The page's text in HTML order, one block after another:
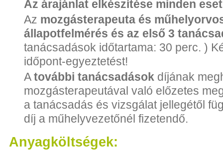
Az árajánlat elkészítése minden
Az mozgásterapeuta és
állapotfelmérés és az első 3
tanácsadások időtartama: 30 perc. )
időpont-egyeztetést!
Atovábbi tanácsadások díjának
mozgásterapeutával való előzetes
a tanácsadás és vizsgálat jellegétől
díj a műhelyvezetőnél fizetendő.
Anyagköltségek: